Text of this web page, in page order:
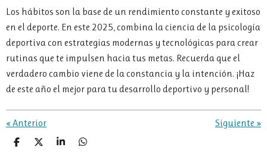
Los hábitos son la base de un rendimiento constante y exitoso
en el deporte. En este 2025, combina la ciencia de la psicología
deportiva con estrategias modernas y tecnológicas para crear
rutinas que te impulsen hacia tus metas. Recuerda que el
verdadero cambio viene de la constancia y la intención. ¡Haz
de este año el mejor para tu desarrollo deportivo y personal!
«Anterior Siguiente »
C
C
C
C